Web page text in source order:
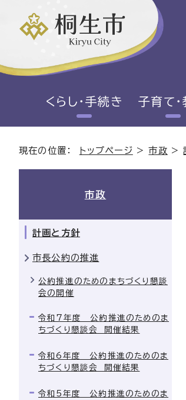
くらし・手続き 子育て
現在の位置： トップページ >市政 >
市政
計画と方針
市長公約の推進
公約推進のためのまちづくり懇談
会の開催
令和7年度 公約推進のためのま
ちづくり懇談会 開催結果
令和6年度 公約推進のためのま
ちづくり懇談会 開催結果
令和5年度 公約推進のためのま